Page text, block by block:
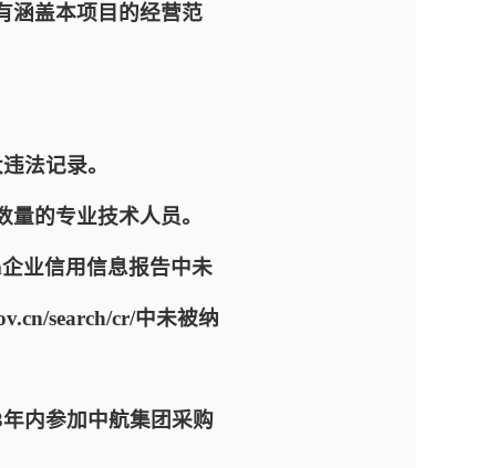
涵盖本项目的经营范
法记录。
的专业技术人员。
业信用信息报告中未
search/cr/中未被纳
内参加中航集团采购